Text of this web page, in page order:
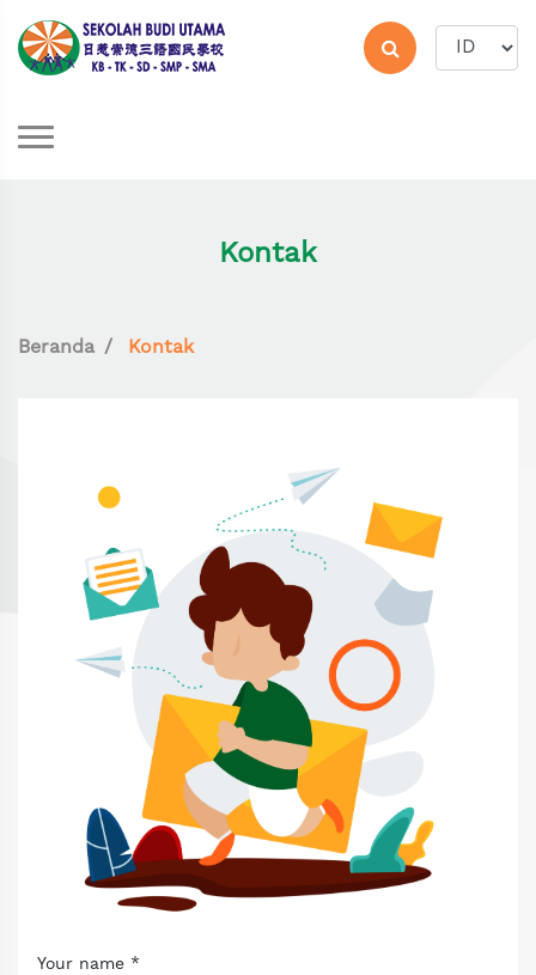
Kontak
Beranda Kontak
Your name *